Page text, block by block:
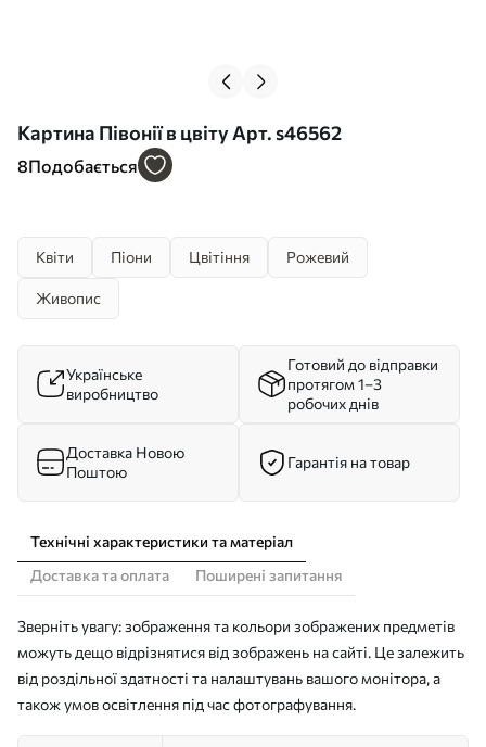
Картина Півонії в цвіту Арт. s46562
8Подобається
Квіти Піони Цвітіння Рожевий
Живопис
Українське
виробництво
Готовий до відправки
протягом 1–3
робочих днів
Доставка Новою
Поштою
Гарантія на товар
Технічні характеристики та матеріал
Доставка та оплата
Поширені запитання
Зверніть увагу: зображення та кольори зображених предметів
можуть дещо відрізнятися від зображень на сайті. Це залежить
від роздільної здатності та налаштувань вашого монітора, а
також умов освітлення під час фотографування.